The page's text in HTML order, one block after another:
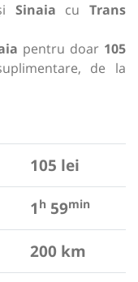
Sinaia cuTrans
pentru doar 105
de la
105 lei
1 h 59min
200 km